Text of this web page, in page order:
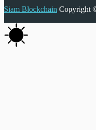
Siam Blockchain Copyright